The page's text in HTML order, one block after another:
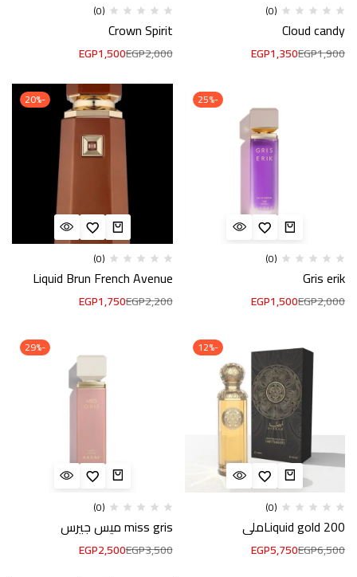
(0)
Cloud candy
EGP1,900
EGP1,350
(0)
Crown Spirit
EGP2,000
EGP1,500
-25%
(0)
Gris erik
EGP2,000
EGP1,500
-20%
(0)
Liquid Brun French Avenue
EGP2,200
EGP1,750
-12%
(0)
Liquid gold 200ملي
EGP6,500
EGP5,750
-29%
(0)
miss gris ميس جيرس
EGP3,500
EGP2,500